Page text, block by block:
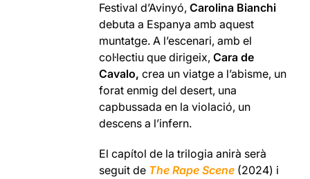
Festival d’Avinyó,Carolina Bianchi
debuta a Espanya amb aquest
muntatge. A l’escenari, amb el
col·lectiu que dirigeix, Cara de
Cavalo, crea un viatge a l’abisme, un
forat enmig del desert, una
capbussada en la violació, un
descens a l’infern.
El capítol de la trilogia anirà serà
seguit de The Rape Scene (2024) i